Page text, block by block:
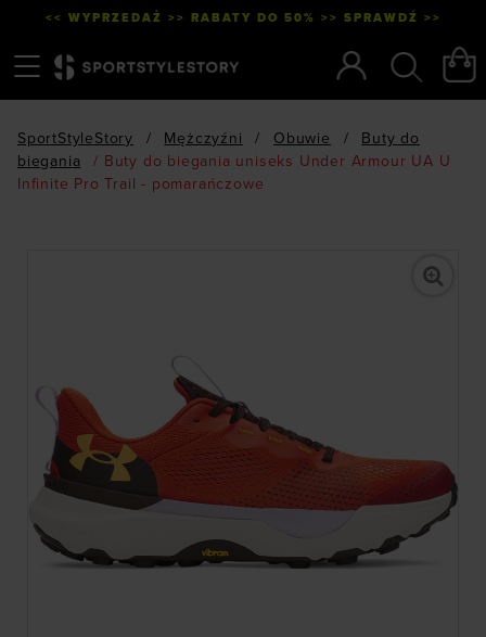
<< WYPRZEDAŻ >> RABATY DO 50% >> SPRAWDŹ >>
SportStyleStory / Mężczyźni / Obuwie /
Buty do
biegania
/ Buty do biegania uniseks Under Armour UA U
Infinite Pro Trail - pomarańczowe